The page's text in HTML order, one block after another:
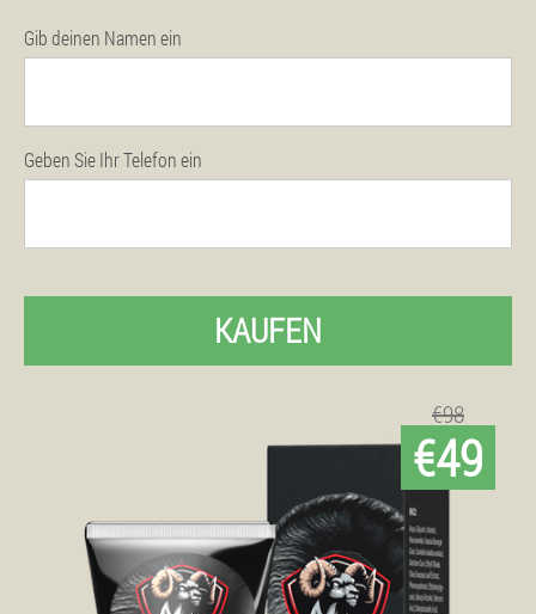
Gib deinen Namen ein
Geben Sie Ihr Telefon ein
KAUFEN
€98
€49